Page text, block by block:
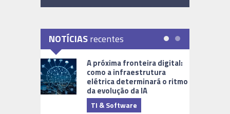
NOTÍCIASrecentes
A próxima fronteira digital:
como a infraestrutura
elétrica determinará o ritmo
da evolução da IA
TI & Software